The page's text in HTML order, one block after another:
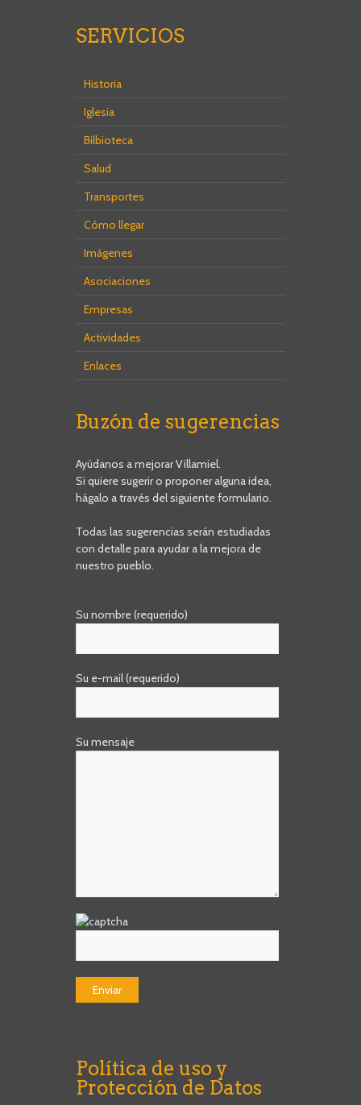
SERVICIOS
Historia
Iglesia
Bilbioteca
Salud
Transportes
Cómo llegar
Imágenes
Asociaciones
Empresas
Actividades
Enlaces
Buzón de sugerencias
Ayúdanos a mejorar Villamiel.
Si quiere sugerir o proponer alguna idea,
hágalo a través del siguiente formulario.
Todas las sugerencias serán estudiadas
con detalle para ayudar a la mejora de
nuestro pueblo.
Su nombre (requerido)
Su e-mail (requerido)
Su mensaje
Política de uso y
Protección de Datos